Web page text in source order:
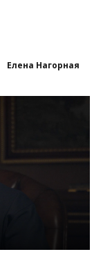
Елена Нагорная